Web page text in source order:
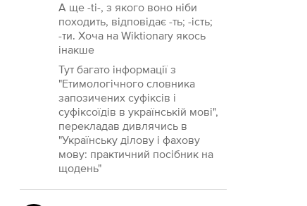
А ще -ti-, з якого воно ніби
походить, відповідає -ть; -ість;
-ти. Хоча на Wiktionary якось
інакше
Тут багато інформації з
"Етимологічного словника
запозичених суфіксів і
суфіксоїдів в українській мові",
перекладав дивлячись в
"Українську ділову і фахову
мову: практичний посібник на
щодень"